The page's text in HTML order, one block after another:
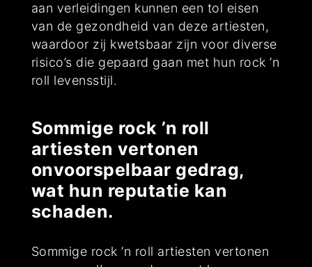
aan verleidingen kunnen een tol eisen
van de gezondheid van deze artiesten,
waardoor zij kwetsbaar zijn voor diverse
risico’s die gepaard gaan met hun rock ’n
roll levensstijl.
Sommige rock ’n roll
artiesten vertonen
onvoorspelbaar gedrag,
wat hun reputatie kan
schaden.
Sommige rock ’n roll artiesten vertonen